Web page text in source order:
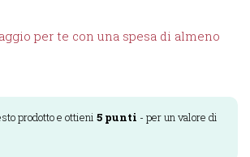
per te con una spesa di almeno
prodotto e ottieni 5 punti - per un valore di